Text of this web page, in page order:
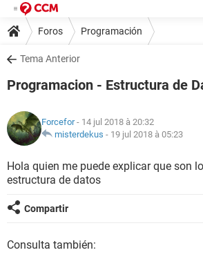
Foros Programación
Tema Anterior
Programacion - Estructura de
Forcefor- 14 jul 2018 à 20:32
misterdekus - 19 jul 2018 à 05:23
Hola quien me puede explicar que son
estructura de datos
Compartir
Consulta también: